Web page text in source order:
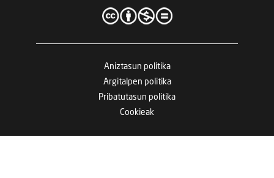
Aniztasun politika
Argitalpen politika
Pribatutasun politika
Cookieak